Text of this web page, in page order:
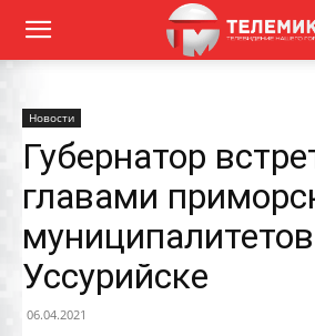
Новости
Губернатор
главами
Уссурийске
06.04.2021